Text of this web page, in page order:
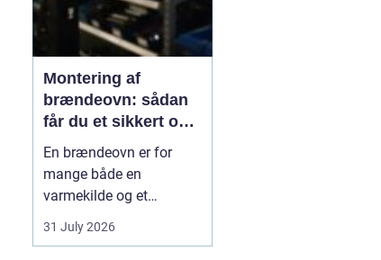
Montering af
brændeovn: sådan
får du et sikkert og
smukt resultat
En brændeovn er for
mange både en
varmekilde og et
samlingspunkt i
hjemmet. Flammerne
31 July 2026